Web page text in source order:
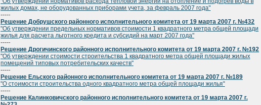
жилых домах, не оборудованных приборами учета, за февраль 2007 года"
-----
Решение Добрушского районного исполнительного комитета от 19 марта 2007 г. №432
"Об утверждении предельных нормативов стоимости 1 квадратного метра общей площади
жилья для расчета льготного кредита и субсидий на март 2007 года"
-----
Решение Дрогичинского районного исполнительного комитета от 19 марта 2007 г. №192
"Об утверждении стоимости строительства 1 квадратного метра общей площади жилых
помещений типовых потребительских качеств"
-----
Решение Ельского районного исполнительного комитета от 19 марта 2007 г. №189
"О стоимости строительства одного квадратного метра общей площади жилья"
-----
Решение Калинковичского районного исполнительного комитета от 19 марта 2007 г.